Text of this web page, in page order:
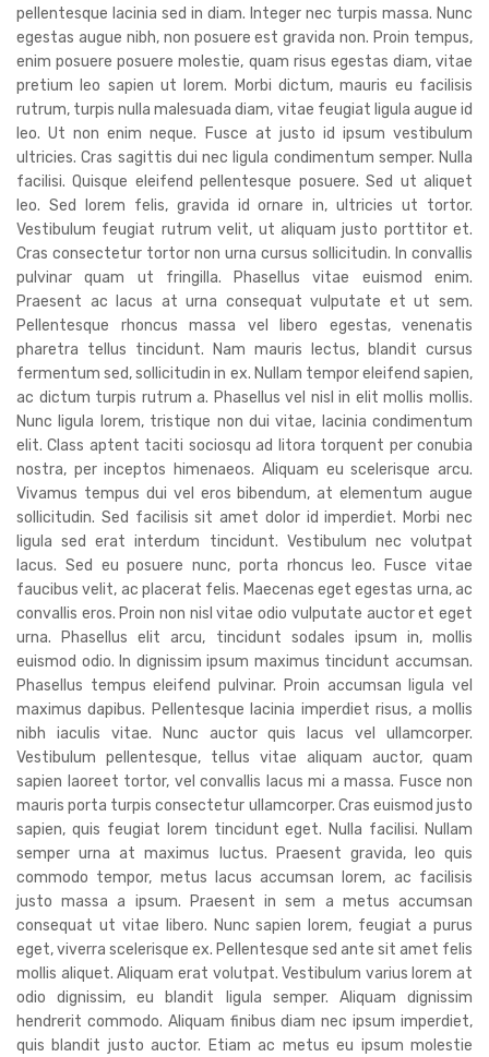
pellentesque lacinia sed in diam. Integer nec turpis massa. Nunc
egestas augue nibh, non posuere est gravida non. Proin tempus,
enim posuere posuere molestie, quam risus egestas diam, vitae
pretium leo sapien ut lorem. Morbi dictum, mauris eu facilisis
rutrum, turpis nulla malesuada diam, vitae feugiat ligula augue id
leo. Ut non enim neque. Fusce at justo id ipsum vestibulum
ultricies. Cras sagittis dui nec ligula condimentum semper. Nulla
facilisi. Quisque eleifend pellentesque posuere. Sed ut aliquet
leo. Sed lorem felis, gravida id ornare in, ultricies ut tortor.
Vestibulum feugiat rutrum velit, ut aliquam justo porttitor et.
Cras consectetur tortor non urna cursus sollicitudin. In convallis
pulvinar quam ut fringilla. Phasellus vitae euismod enim.
Praesent ac lacus at urna consequat vulputate et ut sem.
Pellentesque rhoncus massa vel libero egestas, venenatis
pharetra tellus tincidunt. Nam mauris lectus, blandit cursus
fermentum sed, sollicitudin in ex. Nullam tempor eleifend sapien,
ac dictum turpis rutrum a. Phasellus vel nisl in elit mollis mollis.
Nunc ligula lorem, tristique non dui vitae, lacinia condimentum
elit. Class aptent taciti sociosqu ad litora torquent per conubia
nostra, per inceptos himenaeos. Aliquam eu scelerisque arcu.
Vivamus tempus dui vel eros bibendum, at elementum augue
sollicitudin. Sed facilisis sit amet dolor id imperdiet. Morbi nec
ligula sed erat interdum tincidunt. Vestibulum nec volutpat
lacus. Sed eu posuere nunc, porta rhoncus leo. Fusce vitae
faucibus velit, ac placerat felis. Maecenas eget egestas urna, ac
convallis eros. Proin non nisl vitae odio vulputate auctor et eget
urna. Phasellus elit arcu, tincidunt sodales ipsum in, mollis
euismod odio. In dignissim ipsum maximus tincidunt accumsan.
Phasellus tempus eleifend pulvinar. Proin accumsan ligula vel
maximus dapibus. Pellentesque lacinia imperdiet risus, a mollis
nibh iaculis vitae. Nunc auctor quis lacus vel ullamcorper.
Vestibulum pellentesque, tellus vitae aliquam auctor, quam
sapien laoreet tortor, vel convallis lacus mi a massa. Fusce non
mauris porta turpis consectetur ullamcorper. Cras euismod justo
sapien, quis feugiat lorem tincidunt eget. Nulla facilisi. Nullam
semper urna at maximus luctus. Praesent gravida, leo quis
commodo tempor, metus lacus accumsan lorem, ac facilisis
justo massa a ipsum. Praesent in sem a metus accumsan
consequat ut vitae libero. Nunc sapien lorem, feugiat a purus
eget, viverra scelerisque ex. Pellentesque sed ante sit amet felis
mollis aliquet. Aliquam erat volutpat. Vestibulum varius lorem at
odio dignissim, eu blandit ligula semper. Aliquam dignissim
hendrerit commodo. Aliquam finibus diam nec ipsum imperdiet,
quis blandit justo auctor. Etiam ac metus eu ipsum molestie